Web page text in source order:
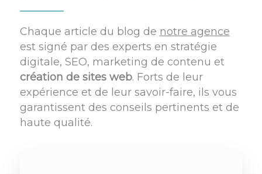
Chaque article du blog de notre agence
est signé par des experts en stratégie
digitale, SEO, marketing de contenu et
création de sites web. Forts de leur
expérience et de leur savoir-faire, ils vous
garantissent des conseils pertinents et de
haute qualité.